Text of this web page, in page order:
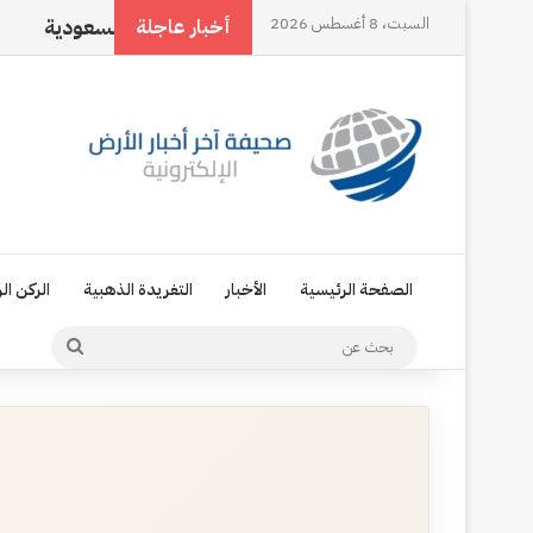
السبت، 8 أغسطس 2026 أخبار عاجلة
مكة، تجسيد للإرادة السياسية السعودية ناجي
الصفحة الرئيسية الأخبار التغريدة الذهبية الركن
بحث